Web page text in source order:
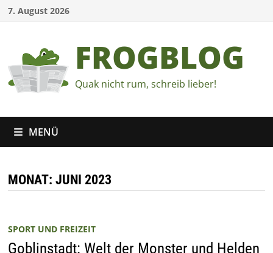
Zum7. August 2026
FROGBLOG
Quak nicht rum, schreib lieber!
MENÜ
MONAT: JUNI 2023
SPORT UND FREIZEIT
Goblinstadt: Welt der Monster und Helden